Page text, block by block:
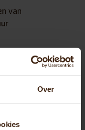
Over
van
van